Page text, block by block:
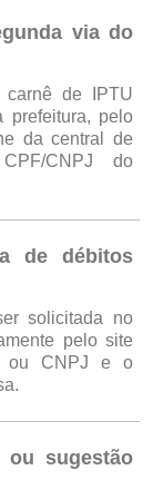
via do
de IPTU
prefeitura, pelo
da central de
CNPJ do
de débitos
solicitada no
pelo site
ou CNPJ e o
ou sugestão